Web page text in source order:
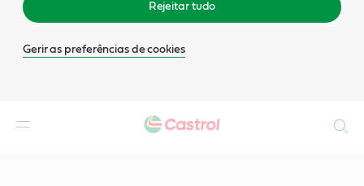
Rejeitar tudo
Gerir as preferências de cookies